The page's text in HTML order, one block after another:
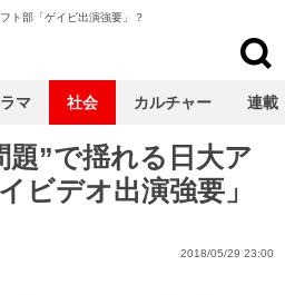
ト部「ゲイビ出演強要」？
題”で揺れる日大ア
ビデオ出演強要」
2018/05/29 23:00
ラマ 社会 カルチャー 連載